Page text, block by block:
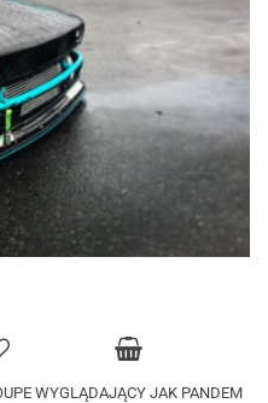
WYGLĄDAJĄCY JAK PANDEM